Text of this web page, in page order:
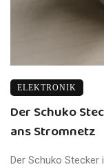
ELEKTRONIK
Der Schuko
ans Stromnetz
Der Schuko Stecker